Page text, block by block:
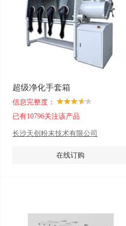
超级净化手套箱
信息完整度：
已有10796关注该产品
长沙天创粉末技术有限公司
在线订购